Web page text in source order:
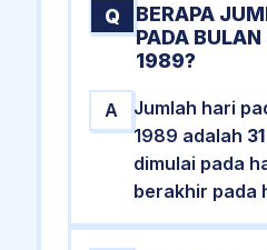
Q
BERAPA
PADA
1989?
A
Jumlah hari
1989 adalah
dimulai pada
berakhir pada